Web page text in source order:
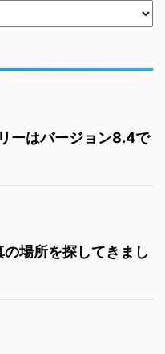
ーはバージョン8.4で
場所を探してきまし